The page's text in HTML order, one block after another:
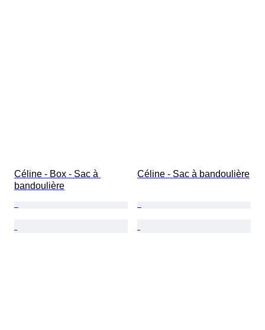
Céline - Box - Sac à
bandoulière
Céline - Sac à bandoulière